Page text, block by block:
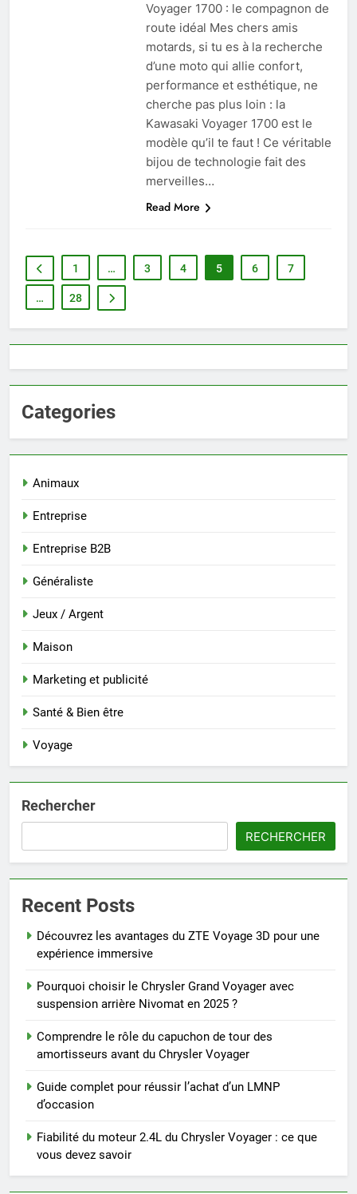
Voyager 1700 : le compagnon de
route idéal Mes chers amis
motards, si tu es à la recherche
d’une moto qui allie confort,
performance et esthétique, ne
cherche pas plus loin : la
Kawasaki Voyager 1700 est le
modèle qu’il te faut ! Ce véritable
bijou de technologie fait des
merveilles…
Read More
1 … 3 4 5 6 7
… 28
Categories
Animaux
Entreprise
Entreprise B2B
Généraliste
Jeux / Argent
Maison
Marketing et publicité
Santé & Bien être
Voyage
Rechercher
RECHERCHER
Recent Posts
Découvrez les avantages du ZTE Voyage 3D pour une
expérience immersive
Pourquoi choisir le Chrysler Grand Voyager avec
suspension arrière Nivomat en 2025 ?
Comprendre le rôle du capuchon de tour des
amortisseurs avant du Chrysler Voyager
Guide complet pour réussir l’achat d’un LMNP
d’occasion
Fiabilité du moteur 2.4L du Chrysler Voyager : ce que
vous devez savoir